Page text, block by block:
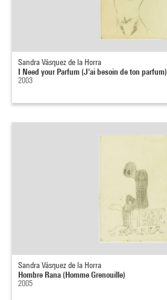
Sandra Vásquez de la Horra
I Need your Parfum (J'ai besoin de ton parfum)
2003
Sandra Vásquez de la Horra
Hombre Rana (Homme Grenouille)
2005